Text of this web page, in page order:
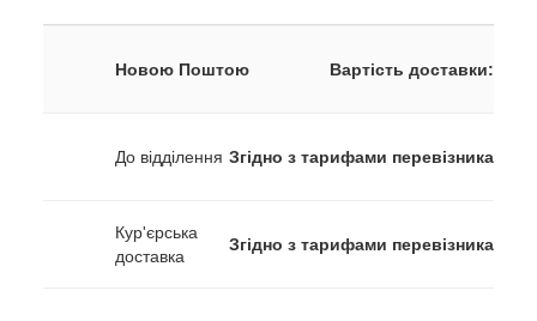
Новою Поштою Вартість доставки:
До відділення Згідно з тарифами перевізника
Кур'єрська
доставка
Згідно з тарифами перевізника